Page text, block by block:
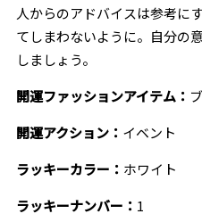
人からのアドバイスは参考に
てしまわないように。自分の
しましょう。
開運ファッションアイテム：
開運アクション： イベント
ラッキーカラー： ホワイト
ラッキーナンバー： 1